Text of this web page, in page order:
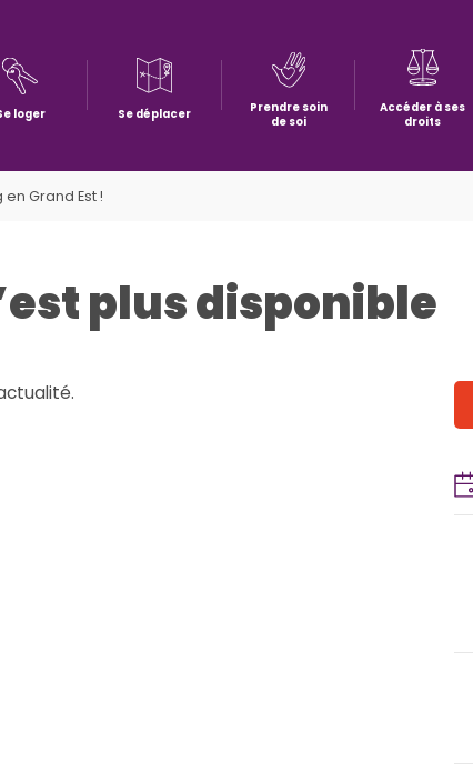
loger Se déplacer
Prendre soin
de soi
Accéder à ses
droits
Grand Est !
plus disponible